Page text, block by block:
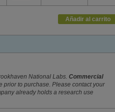
Añadir al carrito
National Labs. Commercial
prior to purchase. Please contact your
already holds a research use